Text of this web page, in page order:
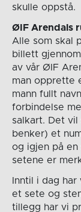
skulle oppstå.
ØIF Arendals
Alle som skal
billett
av vår ØIF
man opprette
mann fullt
forbindelse
salkart. Det
benker) et
og igjen på
setene er
Inntil i dag
et sete og
tillegg har vi